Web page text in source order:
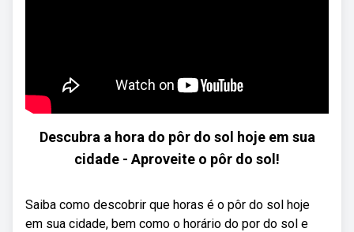
Descubra a hora do pôr do sol hoje em sua
cidade - Aproveite o pôr do sol!
Saiba como descobrir que horas é o pôr do sol hoje
em sua cidade, bem como o horário do por do sol e